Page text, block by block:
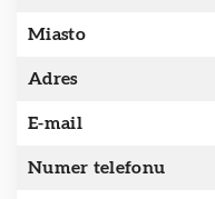
Miasto
Adres
E-mail
Numer telefonu